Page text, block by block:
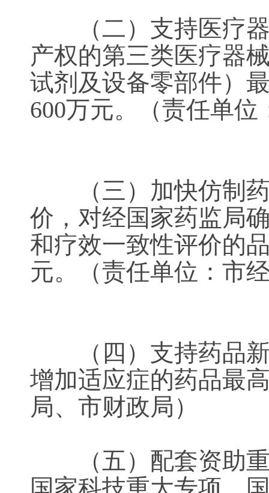
（二）支持医疗器
产权的第三类医疗器
试剂及设备零部件）
600万元。（责任单
（三）加快仿制药
价，对经国家药监局
和疗效一致性评价的
元。（责任单位：
（四）支持药品新
增加适应症的药品最
局、市财政局）
（五）配套资助重